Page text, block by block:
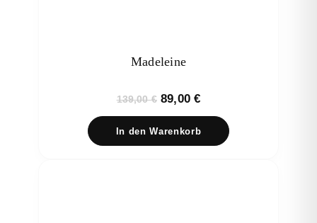
Madeleine
139,00€ Ursprünglicher
Preis
war:
89,00€Aktueller
Preis
ist:
In den Warenkorb